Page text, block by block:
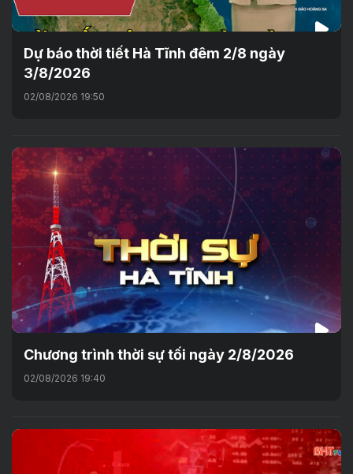
Dự báo thời tiết Hà Tĩnh đêm 2/8 ngày
3/8/2026
02/08/2026 19:50
Chương trình thời sự tối ngày 2/8/2026
02/08/2026 19:40